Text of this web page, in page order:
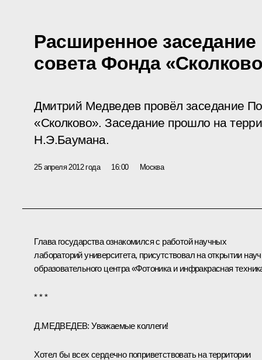
Расширенное заседание
совета Фонда
Дмитрий Медведев провёл заседание
«Сколково». Заседание прошло на
Н.Э.Баумана.
25 апреля 2012 года 16:00 Москва
Глава государства ознакомился с работой научных
лабораторий университета, присутствовал на открытии
образовательного центра «Фотоника и инфракрасная
* * *
Д.МЕДВЕДЕВ: Уважаемые коллеги!
Хотел бы всех сердечно поприветствовать на территории